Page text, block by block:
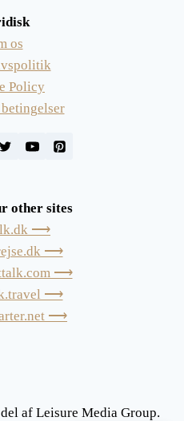
os
Policy
other sites
⟶
⟶
⟶
⟶
⟶
af Leisure Media Group.